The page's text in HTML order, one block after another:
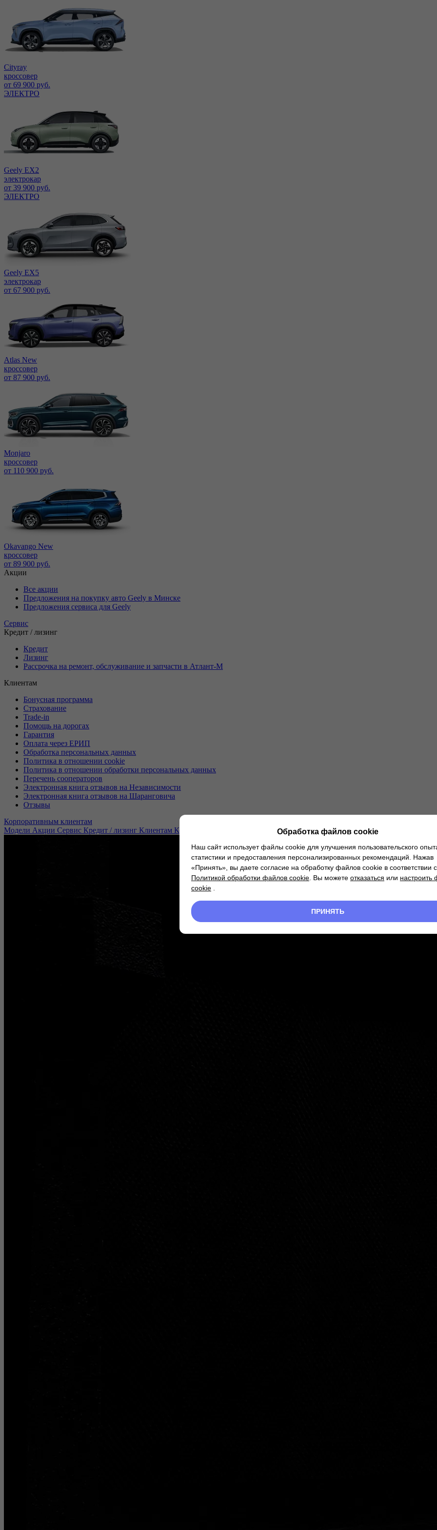
Cityray
кроссовер
от 69 900 руб.
ЭЛЕКТРО
Geely EX2
электрокар
от 39 900 руб.
ЭЛЕКТРО
Geely EX5
электрокар
от 67 900 руб.
Atlas New
кроссовер
от 87 900 руб.
Monjaro
кроссовер
от 110 900 руб.
Okavango New
кроссовер
от 89 900 руб.
Акции
Все акции
Предложения на покупку авто Geely в Минске
Предложения сервиса для Geely
Сервис
Кредит / лизинг
Кредит
Лизинг
Рассрочка на ремонт, обслуживание и запчасти в Атлант-М
Клиентам
Бонусная программа
Страхование
Trade-in
Помощь на дорогах
Гарантия
Оплата через ЕРИП
Обработка персональных данных
Политика в отношении cookie
Политика в отношении обработки персональных данных
Перечень сооператоров
Электронная книга отзывов на Независимости
Электронная книга отзывов на Шаранговича
Отзывы
Корпоративным клиентам
Модели Акции Сервис Кредит / лизинг Клиентам Корпоративным клиентам О дилерских центрахНовостиРуководство по
Обработка файлов cookie
Наш сайт использует файлы cookie для улучшения пользовательского
статистики и предоставления персонализированных рекомендаций. Нажав
«Принять», вы даете согласие на обработку файлов cookie в соответствии с
Политикой обработки файлов cookie . Вы можете отказаться или настроить
cookie
ПРИНЯТЬ